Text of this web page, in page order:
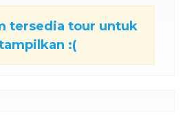
tersedia tour untuk
:(